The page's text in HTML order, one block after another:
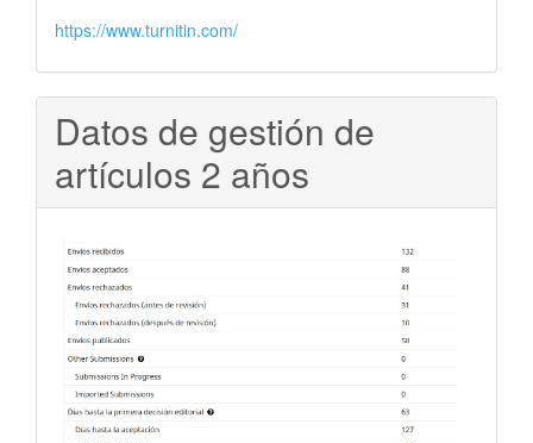
https://www.turnitin.com/
Datos de gestión de
artículos 2 años